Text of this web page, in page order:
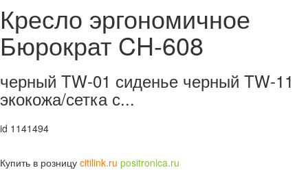
Кресло эргономичное
Бюрократ CH-608
черный TW-01 сиденье черный TW-11
экокожа/сетка с...
id 1141494
Купить в розницу citilink.ru positronica.ru